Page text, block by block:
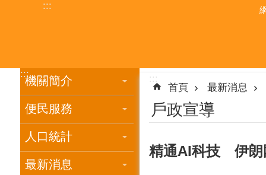
跳到主要內容區塊
:::
:::
機關簡介
便民服務
人口統計
最新消息
:::
首頁 最新消息
戶政宣導
精通AI科技 伊朗